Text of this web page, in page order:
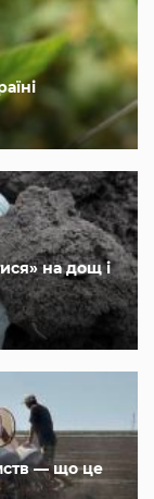
на дощ і
— що це